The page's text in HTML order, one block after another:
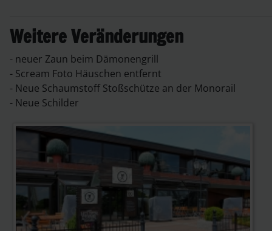
Weitere Veränderungen
- neuer Zaun beim Dämonengrill
- Scream Foto Häuschen entfernt
- Neue Schaumstoff Stoßschütze an der Monorail
- Neue Schilder